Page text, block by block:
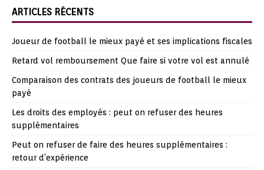
ARTICLES RÉCENTS
Joueur de football le mieux payé et ses implications fiscales
Retard vol remboursement Que faire si votre vol est annulé
Comparaison des contrats des joueurs de football le mieux
payé
Les droits des employés : peut on refuser des heures
supplémentaires
Peut on refuser de faire des heures supplémentaires :
retour d’expérience